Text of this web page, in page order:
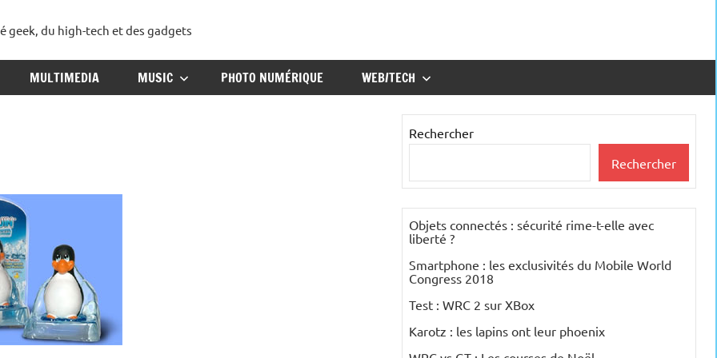
geek, du high-tech et des gadgets
MULTIMEDIA MUSIC PHOTO NUMÉRIQUE WEB/TECH
Rechercher
Rechercher
Objets connectés : sécurité rime-t-elle avec
liberté ?
Smartphone : les exclusivités du Mobile World
Congress 2018
Test : WRC 2 sur XBox
Karotz : les lapins ont leur phoenix